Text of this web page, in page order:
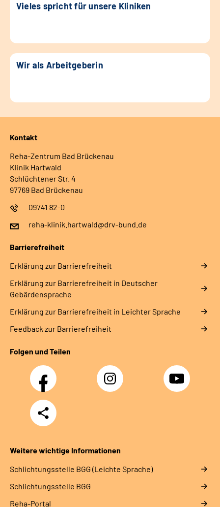
Vieles spricht für unsere Kliniken
Wir als Arbeitgeberin
Kontakt
Reha-Zentrum Bad Brückenau
Klinik Hartwald
Schlüchtener Str. 4
97769 Bad Brückenau
09741 82-0
reha-klinik.hartwald@drv-bund.de
Barrierefreiheit
Erklärung zur Barrierefreiheit
Erklärung zur Barrierefreiheit in Deutscher
Gebärdensprache
Erklärung zur Barrierefreiheit in Leichter Sprache
Feedback zur Barrierefreiheit
Folgen und Teilen
Facebook Instagram YouTube
Teilen
Weitere wichtige Informationen
Schlich­tungs­stel­le BGG (Leichte Sprache)
Schlich­tungs­stel­le BGG
Reha-Portal